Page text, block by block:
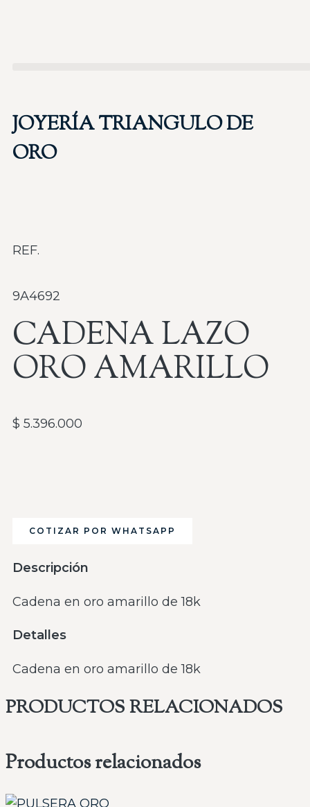
JOYERÍA TRIANGULO DE
ORO
REF.
9A4692
CADENA LAZO
ORO AMARILLO
$ 5.396.000
COTIZAR POR WHATSAPP
Descripción
Cadena en oro amarillo de 18k
Detalles
Cadena en oro amarillo de 18k
PRODUCTOS RELACIONADOS
Productos relacionados